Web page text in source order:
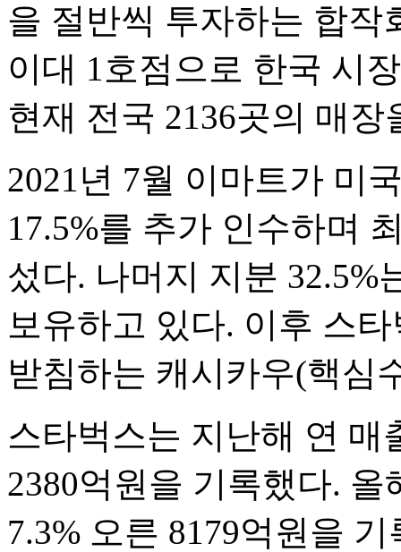
을 절반씩 투자하는 합작
이대 1호점으로 한국 시
현재 전국 2136곳의 매장
2021년 7월 이마트가 미
17.5%를 추가 인수하며
섰다. 나머지 지분 32.5%
보유하고 있다. 이후 스
받침하는 캐시카우(핵심
스타벅스는 지난해 연 매
2380억원을 기록했다.
7.3% 오른 8179억원을